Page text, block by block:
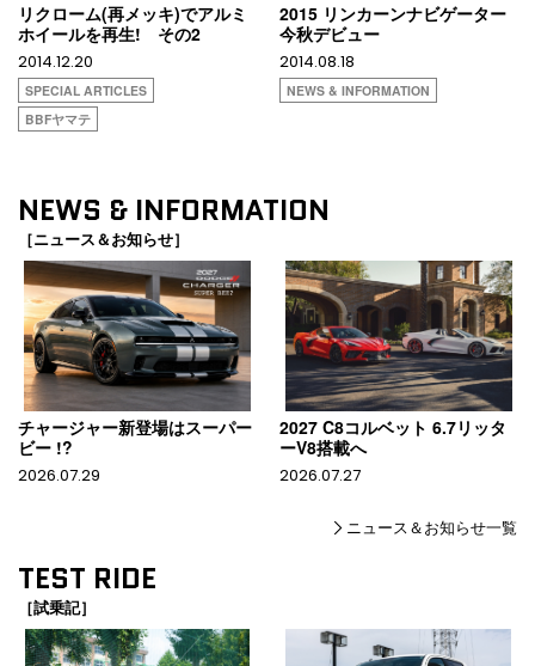
リクローム(再メッキ)でアルミ
ホイールを再生! その2
2014.12.20
SPECIAL ARTICLES
BBFヤマテ
2015 リンカーンナビゲーター
今秋デビュー
2014.08.18
NEWS & INFORMATION
NEWS & INFORMATION
［ニュース＆お知らせ］
チャージャー新登場はスーパー
ビー !?
2026.07.29
2027 C8コルベット 6.7リッタ
ーV8搭載へ
2026.07.27
ニュース＆お知らせ一覧
TEST RIDE
［試乗記］